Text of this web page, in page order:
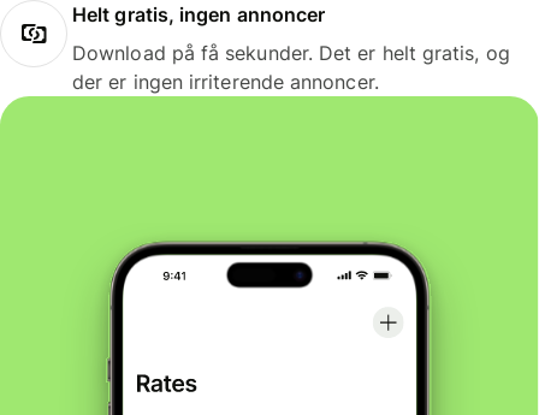
Helt gratis, ingen annoncer
Download på få sekunder. Det er helt gratis, og
der er ingen irriterende annoncer.